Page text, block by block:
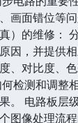
画面错位等
）的维修：
因，并提供相
、对比度、色
检测和调整
。 电路板层
图像处理流